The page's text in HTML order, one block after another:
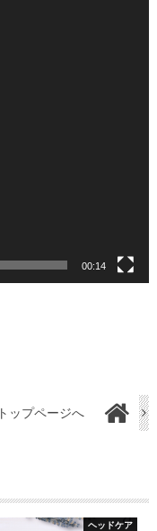
00:14
トップページへ
ヘッドケア